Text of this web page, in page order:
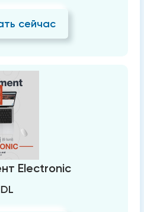
сейчас
Electronic